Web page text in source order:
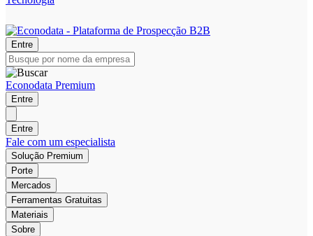
Entre
Econodata Premium
Entre
Entre
Fale com um especialista
Solução Premium
Porte
Mercados
Ferramentas Gratuitas
Materiais
Sobre